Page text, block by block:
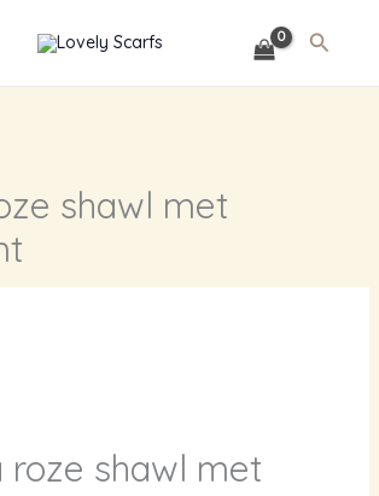
shawl met
roze shawl met